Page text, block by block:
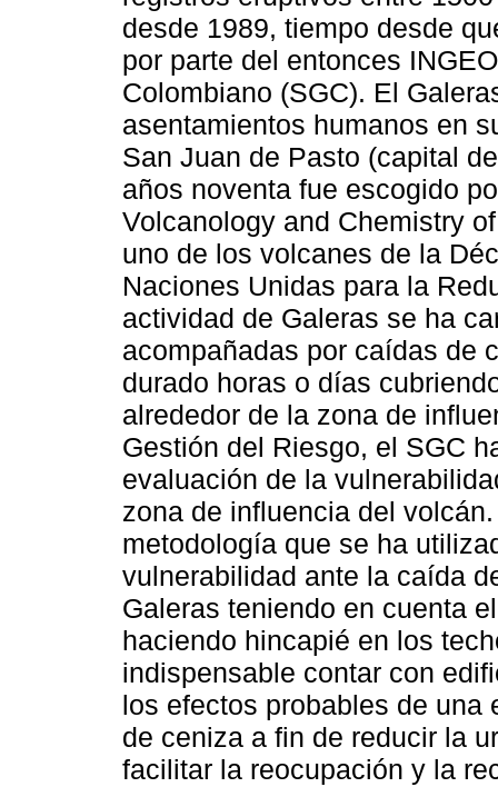
desde 1989, tiempo desde
por parte del entonces
Colombiano (SGC). El
asentamientos humanos en
San Juan de Pasto (capital
años noventa fue escogido
Volcanology and Chemistry
uno de los volcanes de la
Naciones Unidas para la
actividad de Galeras se ha
acompañadas por caídas de
durado horas o días
alrededor de la zona de
Gestión del Riesgo, el SGC
evaluación de la
zona de influencia del
metodología que se ha
vulnerabilidad ante la caída
Galeras teniendo en cuenta
haciendo hincapié en los
indispensable contar con
los efectos probables de una
de ceniza a fin de reducir la
facilitar la reocupación y la